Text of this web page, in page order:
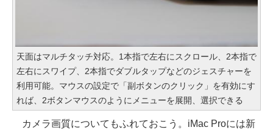
天面はマルチタッチ対応。1本指で左右にスクロール、2本指で
左右にスワイプ、2本指でダブルタップなどのジェスチャーを
利用可能。マウスの設定で「副ボタンのクリック」を有効にす
れば、2ボタンマウスのようにメニューを展開、選択できる
カメラ画質についてもふれておこう。iMac Proには新